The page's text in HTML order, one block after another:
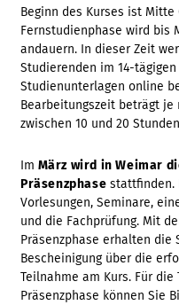
Beginn des Kurses ist Mitte
Fernstudienphase wird bis
andauern. In dieser Zeit
Studierenden im 14-tägigen
Studienunterlagen online
Bearbeitungszeit beträgt je
zwischen 10 und 20
Im März wird in Weimar
Präsenzphase stattfinden.
Vorlesungen, Seminare,
und die Fachprüfung. Mit
Präsenzphase erhalten die
Bescheinigung über die
Teilnahme am Kurs. Für
Präsenzphase können Sie